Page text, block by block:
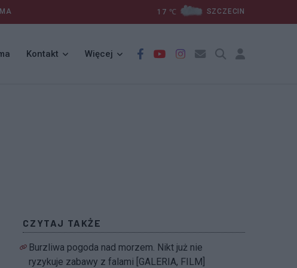
17 ℃ SZCZECIN
Kontakt Więcej
CZYTAJ TAKŻE
Burzliwa pogoda nad morzem. Nikt już nie
ryzykuje zabawy z falami [GALERIA, FILM]